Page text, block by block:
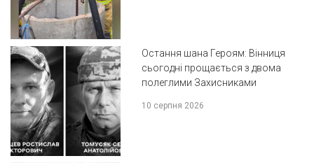
Остання шана Героям: Вінниця
сьогодні прощається з двома
полеглими Захисниками
10 серпня 2026